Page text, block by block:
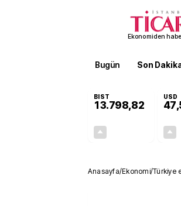
Ekonomiden
Bugün Son
BIST
13.798,82
USD
Anasayfa/Ekonomi/Türkiye